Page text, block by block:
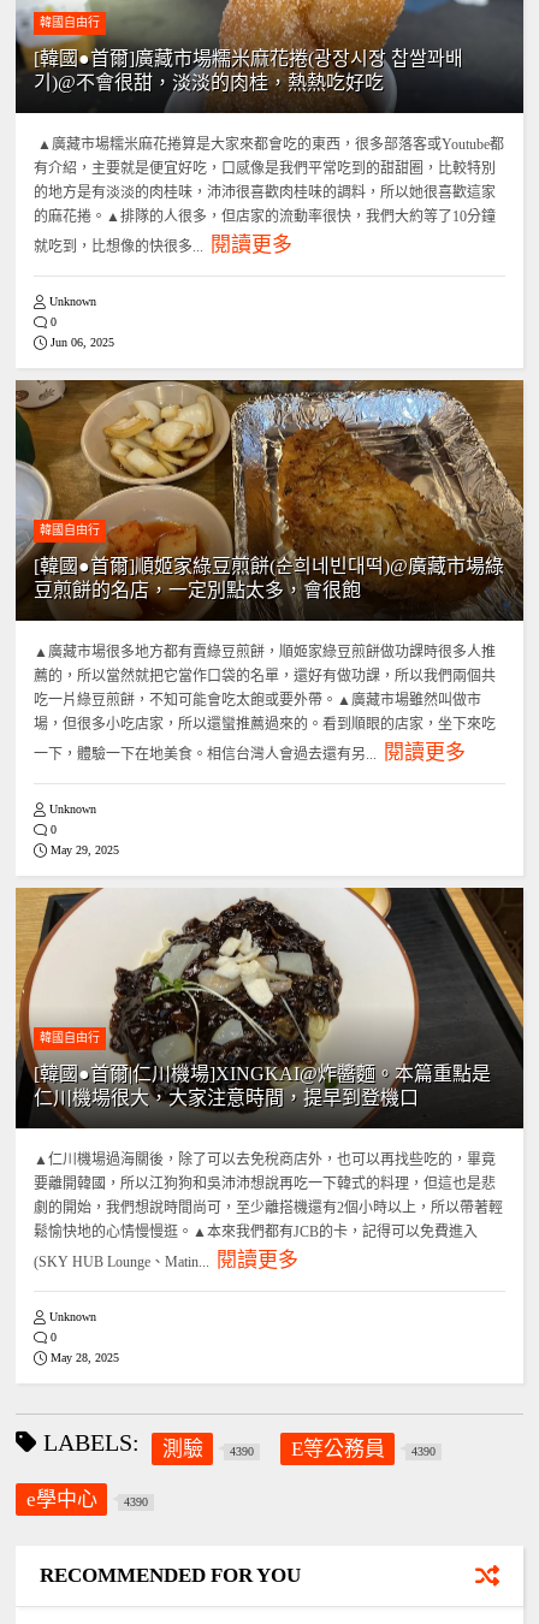
韓國自由行
[韓國●首爾]廣藏市場糯米麻花捲(광장시장 찹쌀꽈배
기)@不會很甜，淡淡的肉桂，熱熱吃好吃
▲廣藏市場糯米麻花捲算是大家來都會吃的東西，很多部落客或Youtube都
有介紹，主要就是便宜好吃，口感像是我們平常吃到的甜甜圈，比較特別
的地方是有淡淡的肉桂味，沛沛很喜歡肉桂味的調料，所以她很喜歡這家
的麻花捲。▲排隊的人很多，但店家的流動率很快，我們大約等了10分鐘
就吃到，比想像的快很多...
閱讀更多
Unknown
0
Jun 06, 2025
韓國自由行
[韓國●首爾]順姬家綠豆煎餅(순희네빈대떡)@廣藏市場綠
豆煎餅的名店，一定別點太多，會很飽
▲廣藏市場很多地方都有賣綠豆煎餅，順姬家綠豆煎餅做功課時很多人推
薦的，所以當然就把它當作口袋的名單，還好有做功課，所以我們兩個共
吃一片綠豆煎餅，不知可能會吃太飽或要外帶。▲廣藏市場雖然叫做市
場，但很多小吃店家，所以還蠻推薦過來的。看到順眼的店家，坐下來吃
一下，體驗一下在地美食。相信台灣人會過去還有另...
閱讀更多
Unknown
0
May 29, 2025
韓國自由行
[韓國●首爾|仁川機場]XINGKAI@炸醬麵。本篇重點是
仁川機場很大，大家注意時間，提早到登機口
▲仁川機場過海關後，除了可以去免稅商店外，也可以再找些吃的，畢竟
要離開韓國，所以江狗狗和吳沛沛想說再吃一下韓式的料理，但這也是悲
劇的開始，我們想說時間尚可，至少離搭機還有2個小時以上，所以帶著輕
鬆愉快地的心情慢慢逛。▲本來我們都有JCB的卡，記得可以免費進入
(SKY HUB Lounge、Matin...
閱讀更多
Unknown
0
May 28, 2025
LABELS: 測驗 4390 E等公務員 4390
e學中心 4390
RECOMMENDED FOR YOU